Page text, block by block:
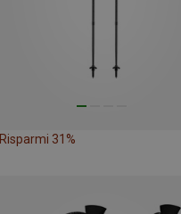
Risparmi 31%